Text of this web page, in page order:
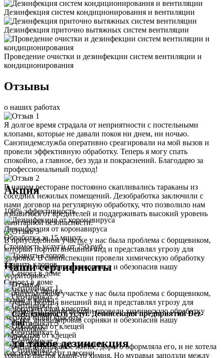
Дезинфекция систем кондиционирования и вентиляции
Дезинфекция приточно вытяжных систем вентиляции
Проведение очистки и дезинфекции систем вентиляции и
кондиционирования
Отзывы
о наших работах
Я долгое время страдала от неприятности с постельными
клопами, которые не давали покоя ни днем, ни ночью.
Санэпидемслужба оперативно среагировали на мой вызов и
провели эффективную обработку. Теперь я могу спать
спокойно, а главное, без зуда и покраснений. Благодарю за
профессиональный подход!
В нашем ресторане постоянно скапливались тараканы из
соседних нежилых помещений. Дезобработка заключили с
нами договор на регулярную обработку, что позволило нам
избавиться от вредителей и поддерживать высокий уровень
санитарной безопасности.
В приусадебном участке у нас была проблема с борщевиком,
который портил внешний вид и представлял угрозу для
здоровья. В санинспекции провели химическую обработку
участка, ликвидировав сорняки и обезопасив нашу
территорию.
В приусадебном участке у нас была проблема с борщевиком,
который портил внешний вид и представлял угрозу для
здоровья. В санинспекции провели химическую обработку
участка, ликвидировав сорняки и обезопасив нашу
территорию.
Я очень ценила свое жилье, дорого оформляла его, и не хотела
убивать цветок какой-то химия. Но муравьи заползли между
Акция
100% эффективность
Дезинфекция от коронавируса
Обработка за15 минут
Стоимость услугиот 750 руб
Травить клопов
Сеноед в доме
Чумка у щенка
Чесотка салон красоты
Обработка от клещей
Как избавиться от плесени
Наши сертификаты
Что такое дезинсекция